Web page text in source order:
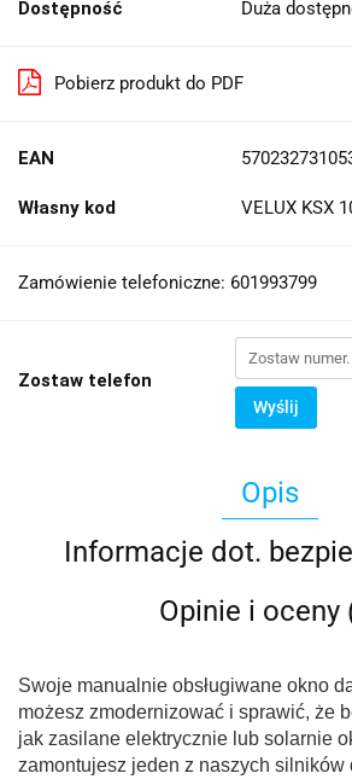
Dostępność Duża
Pobierz produkt do PDF
EAN
Własny kod VELUX KSX
Zamówienie telefoniczne: 601993799
Zostaw telefon
Wyślij
Opis
Informacje dot.
Opinie i oceny
Swoje manualnie obsługiwane okno
możesz zmodernizować i sprawić, że
jak zasilane elektrycznie lub solarnie
zamontujesz jeden z naszych silników